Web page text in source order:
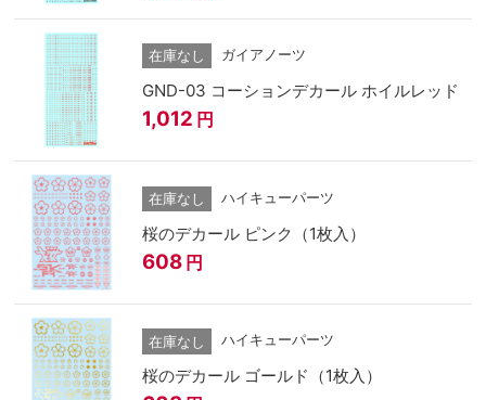
在庫なし ガイアノーツ
GND-03 コーションデカール ホイルレッド
1,012 円
在庫なし ハイキューパーツ
桜のデカール ピンク（1枚入）
608 円
在庫なし ハイキューパーツ
桜のデカール ゴールド（1枚入）